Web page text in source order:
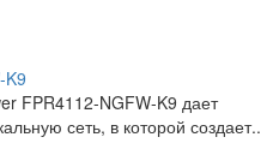
K9
FPR4112-NGFW-K9 дает
сеть, в которой создает..